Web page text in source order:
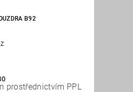
B92
prostřednictvím PPL